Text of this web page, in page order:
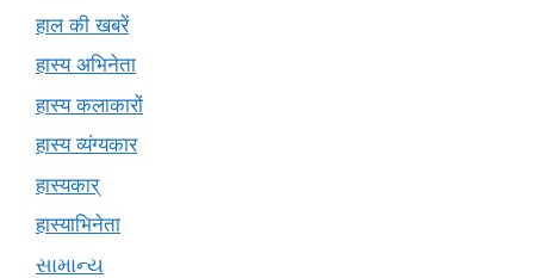
हाल की खबरें
हास्य अभिनेता
हास्य कलाकारों
हास्य व्यंग्यकार
हास्यकार्
हास्याभिनेता
સામાન્ય